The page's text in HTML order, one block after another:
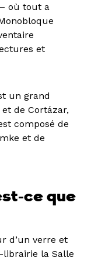
où tout a
et
un grand
de Cortázar,
composé de
et de
ce que
d’un verre et
librairie la Salle